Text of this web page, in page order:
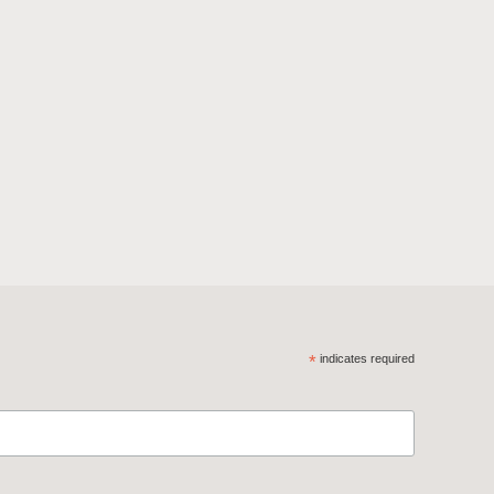
*indicates required